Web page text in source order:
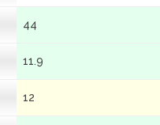
44
11.9
12